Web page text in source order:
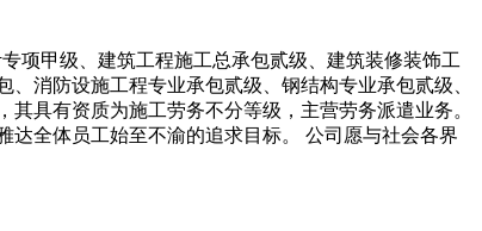
项甲级、建筑工程施工总承包贰级、建筑装修装饰工
消防设施工程专业承包贰级、钢结构专业承包贰级、
具有资质为施工劳务不分等级，主营劳务派遣业务。
达全体员工始至不渝的追求目标。 公司愿与社会各界